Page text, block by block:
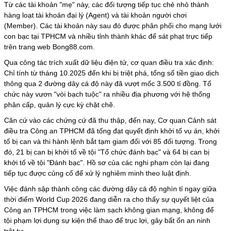
Từ các tài khoản "mẹ" này, các đối tượng tiếp tục chẻ nhỏ thành
hàng loạt tài khoản đại lý (Agent) và tài khoản người chơi
(Member). Các tài khoản này sau đó được phân phối cho mạng lưới
con bạc tại TPHCM và nhiều tỉnh thành khác để sát phạt trực tiếp
trên trang web Bong88.com.
Qua công tác trích xuất dữ liệu điện tử, cơ quan điều tra xác định:
Chỉ tính từ tháng 10.2025 đến khi bị triệt phá, tổng số tiền giao dịch
thông qua 2 đường dây cá độ này đã vượt mốc 3.500 tỉ đồng. Tổ
chức này vươn "vòi bạch tuộc" ra nhiều địa phương với hệ thống
phân cấp, quản lý cực kỳ chặt chẽ.
Căn cứ vào các chứng cứ đã thu thập, đến nay, Cơ quan Cảnh sát
điều tra Công an TPHCM đã tống đạt quyết định khởi tố vụ án, khởi
tố bị can và thi hành lệnh bắt tạm giam đối với 85 đối tượng. Trong
đó, 21 bị can bị khởi tố về tội "Tổ chức đánh bạc" và 64 bị can bị
khởi tố về tội "Đánh bạc". Hồ sơ của các nghi phạm còn lại đang
tiếp tục được củng cố để xử lý nghiêm minh theo luật định.
Việc đánh sập thành công các đường dây cá độ nghìn tỉ ngay giữa
thời điểm World Cup 2026 đang diễn ra cho thấy sự quyết liệt của
Công an TPHCM trong việc làm sạch không gian mạng, không để
tội phạm lợi dụng sự kiện thể thao để trục lợi, gây bất ổn an ninh